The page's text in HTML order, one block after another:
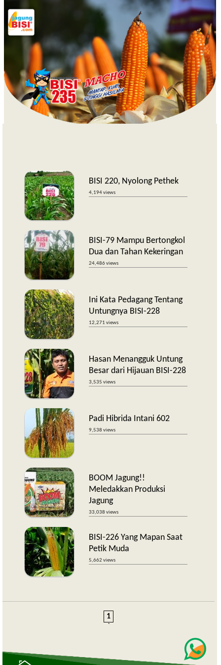
BISI 220, Nyolong Pethek
4,194 views
BISI-79 Mampu Bertongkol
Dua dan Tahan Kekeringan
24,486 views
Ini Kata Pedagang Tentang
Untungnya BISI-228
12,271 views
Hasan Menangguk Untung
Besar dari Hijauan BISI-228
3,535 views
Padi Hibrida Intani 602
9,538 views
BOOM Jagung!!
Meledakkan Produksi
Jagung
33,038 views
BISI-226 Yang Mapan Saat
Petik Muda
5,662 views
1
`